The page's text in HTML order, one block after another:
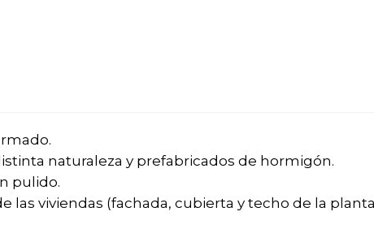
naturaleza y prefabricados de hormigón.
pulido.
las viviendas (fachada, cubierta y techo de la